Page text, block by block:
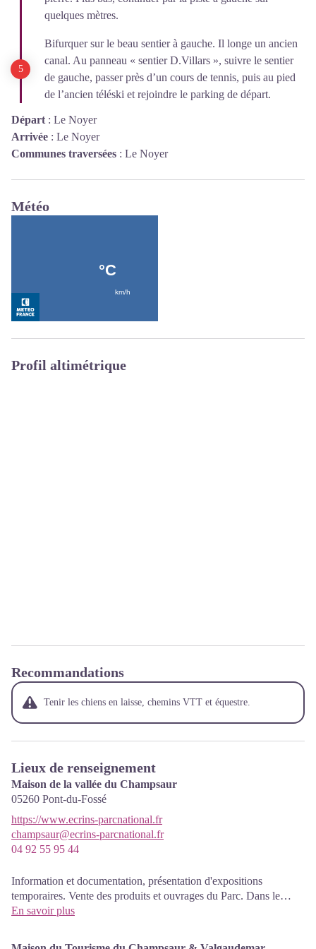
quelques mètres.
Bifurquer sur le beau sentier à gauche. Il longe un ancien
canal. Au panneau « sentier D.Villars », suivre le sentier
de gauche, passer près d’un cours de tennis, puis au pied
de l’ancien téléski et rejoindre le parking de départ.
Départ : Le Noyer
Arrivée : Le Noyer
Communes traversées : Le Noyer
Météo
Profil altimétrique
Recommandations
Tenir les chiens en laisse, chemins VTT et équestre.
Lieux de renseignement
Maison de la vallée du Champsaur
05260 Pont-du-Fossé
https://www.ecrins-parcnational.fr
champsaur@ecrins-parcnational.fr
04 92 55 95 44
Information et documentation, présentation d'expositions
temporaires. Vente des produits et ouvrages du Parc. Dans le
même espace, accueil de l'office du Tourisme du Haut-
En savoir plus